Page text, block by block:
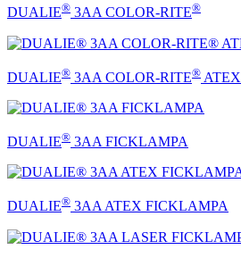
DUALIE® 3AA COLOR-RITE®
DUALIE® 3AA COLOR-RITE® ATEX
DUALIE® 3AA FICKLAMPA
DUALIE® 3AA ATEX FICKLAMPA